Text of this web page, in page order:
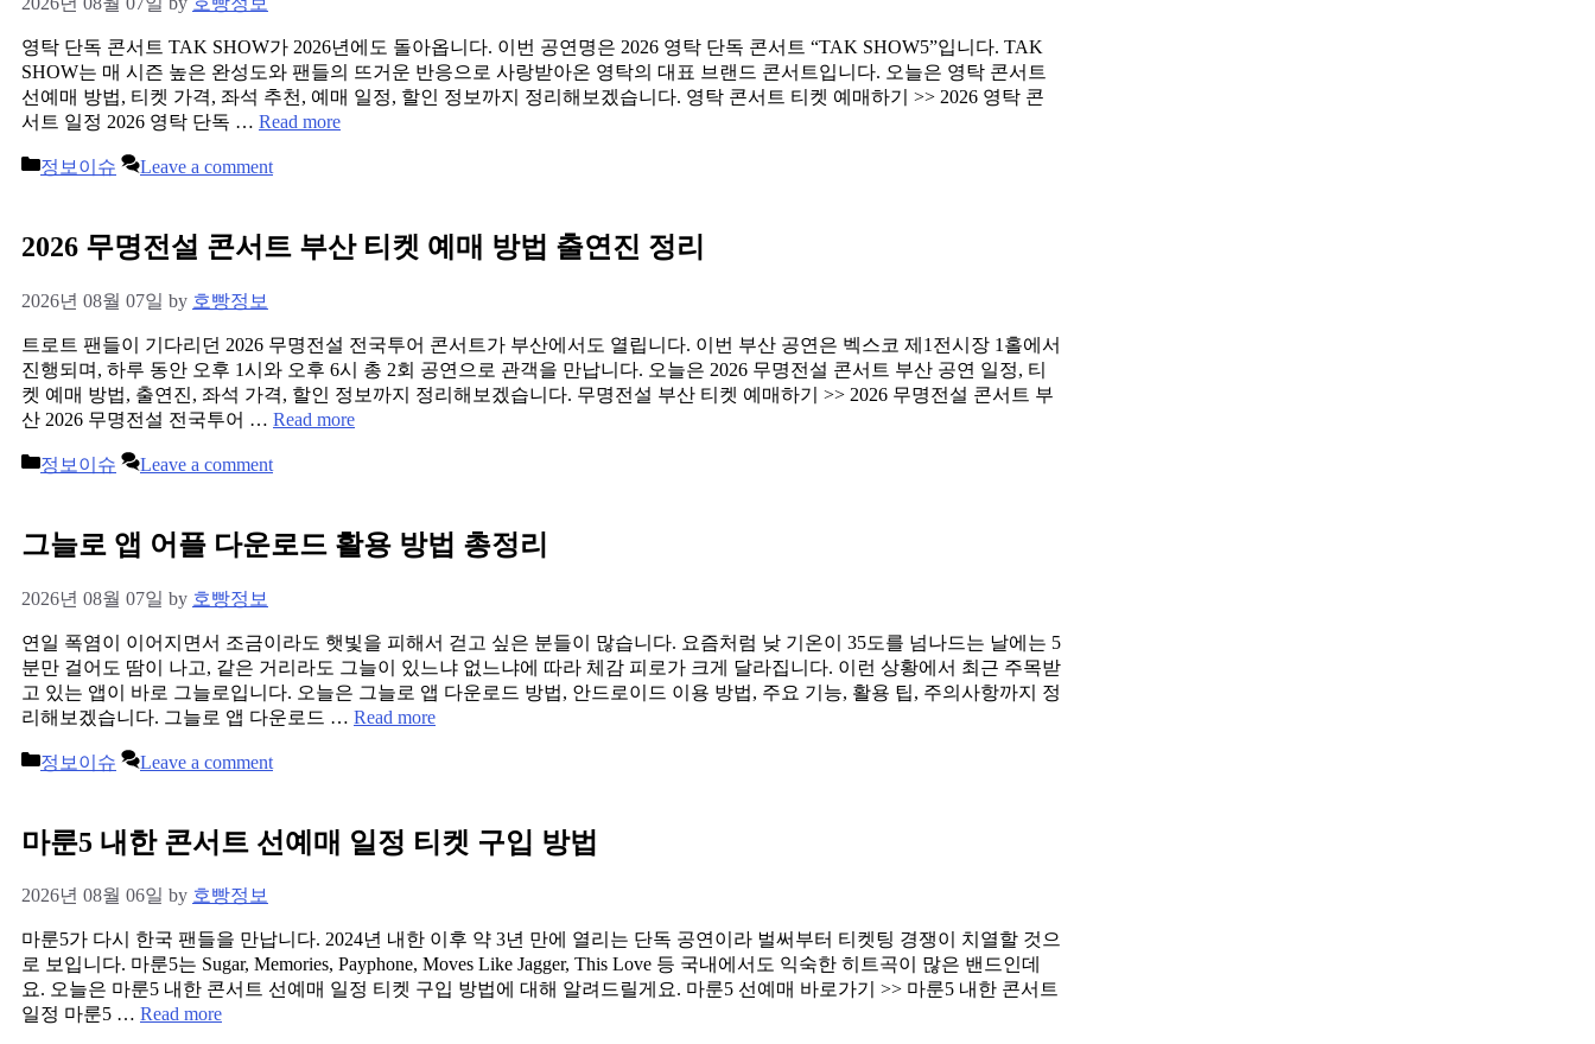
영탁 단독 콘서트 TAK SHOW가 2026년에도 돌아옵니다. 이번 공연명은 2026 영탁 단독 콘서트 “TAK SHOW5”입니다. TAK
SHOW는 매 시즌 높은 완성도와 팬들의 뜨거운 반응으로 사랑받아온 영탁의 대표 브랜드 콘서트입니다. 오늘은 영탁 콘서트
선예매 방법, 티켓 가격, 좌석 추천, 예매 일정, 할인 정보까지 정리해보겠습니다. 영탁 콘서트 티켓 예매하기 >> 2026 영탁 콘
서트 일정 2026 영탁 단독 … Read more
Categories
정보이슈 Leave a comment
2026 무명전설 콘서트 부산 티켓 예매 방법 출연진 정리
2026년 08월 07일 by 호빵정보
트로트 팬들이 기다리던 2026 무명전설 전국투어 콘서트가 부산에서도 열립니다. 이번 부산 공연은 벡스코 제1전시장 1홀에서
진행되며, 하루 동안 오후 1시와 오후 6시 총 2회 공연으로 관객을 만납니다. 오늘은 2026 무명전설 콘서트 부산 공연 일정, 티
켓 예매 방법, 출연진, 좌석 가격, 할인 정보까지 정리해보겠습니다. 무명전설 부산 티켓 예매하기 >> 2026 무명전설 콘서트 부
산 2026 무명전설 전국투어 … Read more
Categories
정보이슈 Leave a comment
그늘로 앱 어플 다운로드 활용 방법 총정리
2026년 08월 07일 by 호빵정보
연일 폭염이 이어지면서 조금이라도 햇빛을 피해서 걷고 싶은 분들이 많습니다. 요즘처럼 낮 기온이 35도를 넘나드는 날에는 5
분만 걸어도 땀이 나고, 같은 거리라도 그늘이 있느냐 없느냐에 따라 체감 피로가 크게 달라집니다. 이런 상황에서 최근 주목받
고 있는 앱이 바로 그늘로입니다. 오늘은 그늘로 앱 다운로드 방법, 안드로이드 이용 방법, 주요 기능, 활용 팁, 주의사항까지 정
리해보겠습니다. 그늘로 앱 다운로드 … Read more
Categories
정보이슈 Leave a comment
마룬5 내한 콘서트 선예매 일정 티켓 구입 방법
2026년 08월 06일 by 호빵정보
마룬5가 다시 한국 팬들을 만납니다. 2024년 내한 이후 약 3년 만에 열리는 단독 공연이라 벌써부터 티켓팅 경쟁이 치열할 것으
로 보입니다. 마룬5는 Sugar, Memories, Payphone, Moves Like Jagger, This Love 등 국내에서도 익숙한 히트곡이 많은 밴드인데
요. 오늘은 마룬5 내한 콘서트 선예매 일정 티켓 구입 방법에 대해 알려드릴게요. 마룬5 선예매 바로가기 >> 마룬5 내한 콘서트
일정 마룬5 … Read more